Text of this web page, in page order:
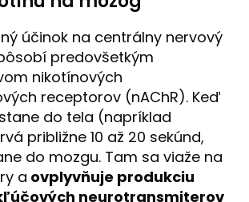
účinok na centrálny nervový
predovšetkým
nikotínových
receptorov (nAChR). Keď
do tela (napríklad
približne 10 až 20 sekúnd,
do mozgu. Tam sa viaže na
a ovplyvňuje produkciu
neurotransmiterov